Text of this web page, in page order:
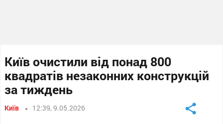
Київ очистили від понад 800
квадратів незаконних конструкцій
за тиждень
Київ 12:39, 9.05.2026